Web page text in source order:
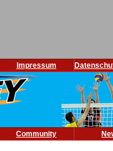
Impressum
Community